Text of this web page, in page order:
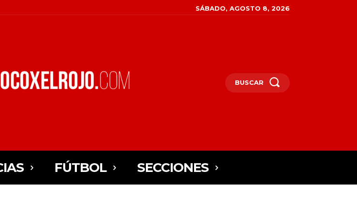
SÁBADO, AGOSTO 8, 2026
BUSCAR
FÚTBOL SECCIONES